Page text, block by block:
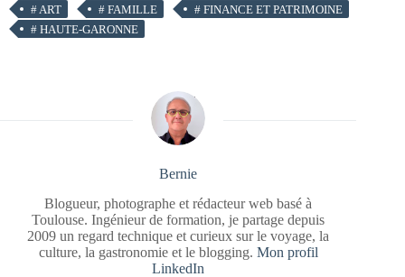
# ART # FAMILLE # FINANCE ET PATRIMOINE
# HAUTE-GARONNE
Bernie
Blogueur, photographe et rédacteur web basé à
Toulouse. Ingénieur de formation, je partage depuis
2009 un regard technique et curieux sur le voyage, la
culture, la gastronomie et le blogging. Mon profil
LinkedIn